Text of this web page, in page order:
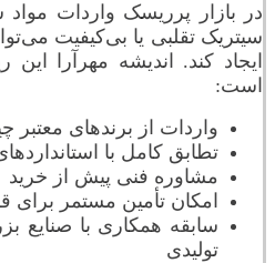
در بازار پرریسک واردات مواد
سیتریک تقلبی یا بی‌کیفیت
ایجاد کند. اندیشه مهرآرا
است:
واردات از برندهای معتبر
تطابق کامل با
مشاوره فنی پیش از خرید
امکان تأمین مستمر برای
سابقه همکاری با صنایع
تولیدی